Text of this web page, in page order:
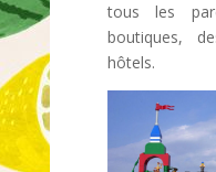
tous les
boutiques,
hôtels.